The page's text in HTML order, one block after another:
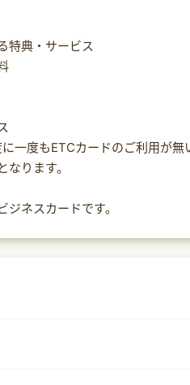
特典・サービス
一度もETCカードのご利用が
なります。
ネスカードです。